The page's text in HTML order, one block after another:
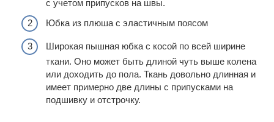
с учетом припусков на швы.
Юбка из плюша с эластичным поясом
Широкая пышная юбка с косой по всей ширине
ткани. Оно может быть длиной чуть выше колена
или доходить до пола. Ткань довольно длинная и
имеет примерно две длины с припусками на
подшивку и отстрочку.